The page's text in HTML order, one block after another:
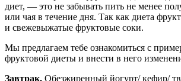
диет, — это не забывать пить не менее
или чая в течение дня. Так как диета
и свежевыжатые фруктовые соки.
Мы предлагаем тебе ознакомиться с
фруктовой диеты и внести в него
Завтрак. Обезжиренный йогурт/ кефир/